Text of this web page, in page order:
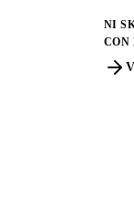
NI
CON